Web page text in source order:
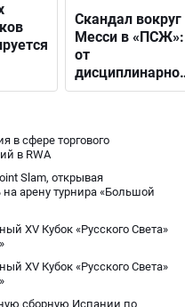
Скандал вокруг
Месси в «ПСЖ»:
от
решения до
фанатами
в сфере торгового
в RWA
Slam, открывая
арену турнира «Большой
XV Кубок «Русского Света»
XV Кубок «Русского Света»
сборную Испании по